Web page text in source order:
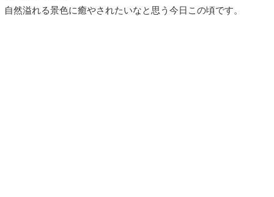
自然溢れる景色に癒やされたいなと思う今日この頃です。